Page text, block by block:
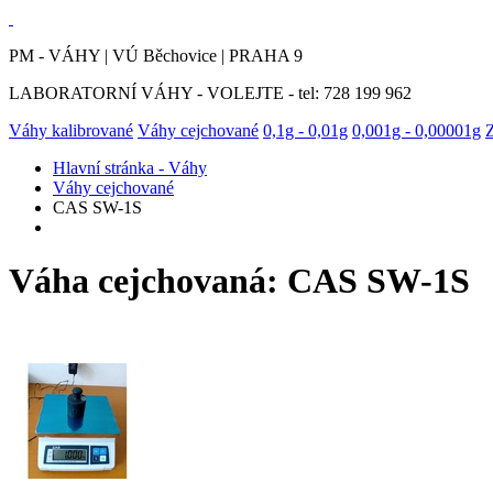
PM - VÁHY | VÚ Běchovice | PRAHA 9
LABORATORNÍ VÁHY - VOLEJTE - tel: 728 199 962
Váhy kalibrované Váhy cejchované 0,1g - 0,01g 0,001g - 0,00001g
Hlavní stránka - Váhy
Váhy cejchované
CAS SW-1S
Váha cejchovaná: CAS SW-1S